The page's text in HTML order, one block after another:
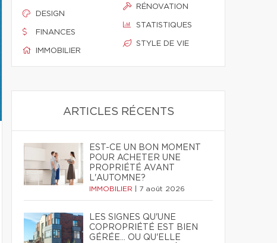
DESIGN
FINANCES
IMMOBILIER
RÉNOVATION
STATISTIQUES
STYLE DE VIE
ARTICLES RÉCENTS
EST-CE UN BON MOMENT
POUR ACHETER UNE
PROPRIÉTÉ AVANT
L'AUTOMNE?
IMMOBILIER 7 août 2026
LES SIGNES QU'UNE
COPROPRIÉTÉ EST BIEN
GÉRÉE… OU QU'ELLE